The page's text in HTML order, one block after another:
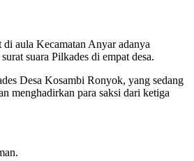
aula Kecamatan Anyar adanya
suara Pilkades di empat desa.
Desa Kosambi Ronyok, yang sedang
menghadirkan para saksi dari ketiga